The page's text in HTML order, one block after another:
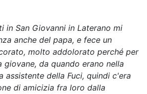
in San Giovanni in Laterano mi
anche del papa, e fece un
molto addolorato perché per
giovane, da quando erano nella
assistente della Fuci, quindi c'era
di amicizia fra loro dalla